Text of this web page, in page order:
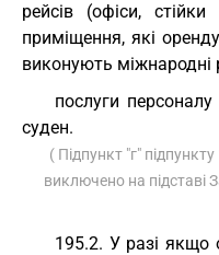
рейсів (офіси,
приміщення, які
виконують міжнародні
послуги
суден.
( Підпункт "г"
виключено на підставі
195.2. У разі якщо